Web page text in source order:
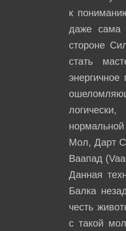
к
даже сама
стороне
стать
Мол, Дарт
Ваапад
Данная
Балка
честь
с такой